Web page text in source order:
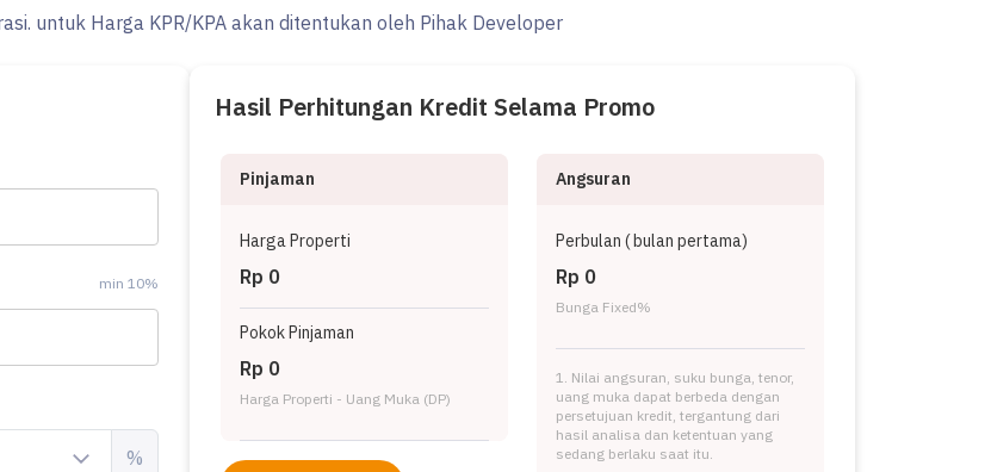
untuk Harga KPR/KPA akan ditentukan oleh Pihak Developer
min 10%
%
Hasil Perhitungan Kredit Selama Promo
Pinjaman
Harga Properti
Rp 0
Pokok Pinjaman
Rp 0
Harga Properti - Uang Muka (DP)
Angsuran
Perbulan (bulan pertama)
Rp 0
Bunga Fixed%
1. Nilai angsuran, suku bunga, tenor,
uang muka dapat berbeda dengan
persetujuan kredit, tergantung dari
hasil analisa dan ketentuan yang
sedang berlaku saat itu.